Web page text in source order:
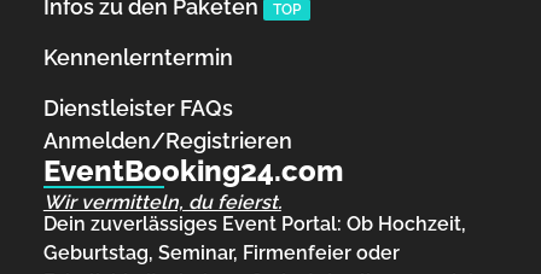
Infos zu den Paketen TOP
Kennenlerntermin
Dienstleister FAQs
Anmelden/Registrieren
EventBooking24.com
Wir vermitteln, du feierst.
Dein zuverlässiges Event Portal: Ob Hochzeit,
Geburtstag, Seminar, Firmenfeier oder